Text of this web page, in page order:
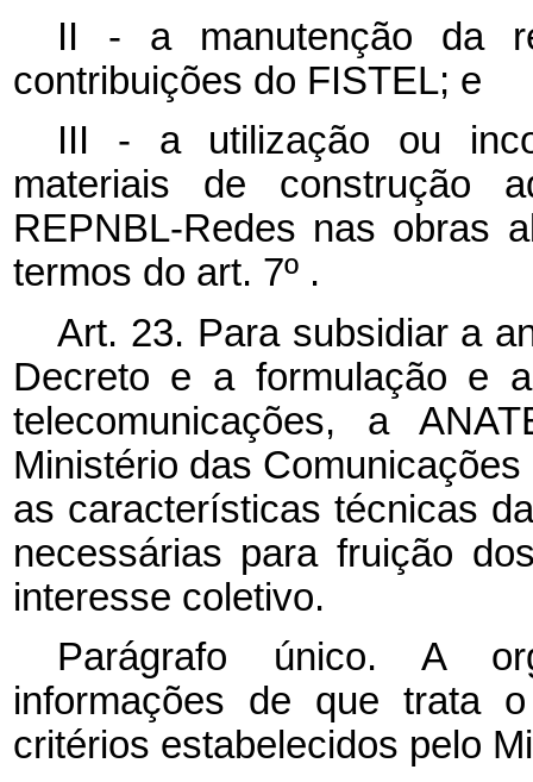
II - a manutenção da
contribuições do FISTEL; e
III - a utilização ou
materiais de construção
REPNBL-Redes nas obras
termos do art. 7º .
Art. 23. Para subsidiar a
Decreto e a formulação e
telecomunicações, a
Ministério das
as características técnicas
necessárias para fruição
interesse coletivo.
Parágrafo único. A
informações de que trata
critérios estabelecidos pelo